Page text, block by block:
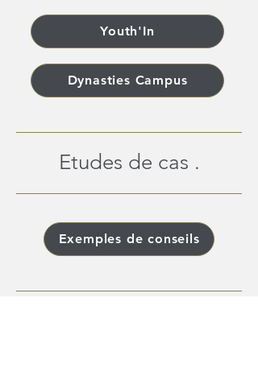
Youth'In
Dynasties Campus
Etudes de cas .
Exemples de conseils